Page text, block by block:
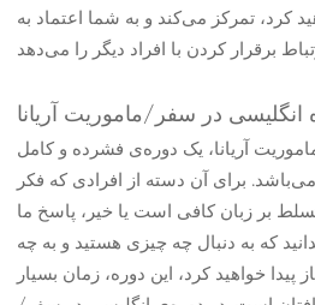
کرد، تمرکز می‌کند و به شما اعتماد به
در سفر/ماموریت آریانا
آریانا، یک دوره‌ی فشرده و کامل
25 درس می‌باشد. برای آن دسته از افرادی که فکر
بر زبان کافی است یا خیر، پاسخ ما
که به دنبال چه چیزی هستید و به چه
پیدا خواهید کرد، این دوره، زمان بسیار